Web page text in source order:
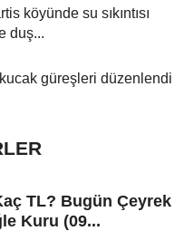
köyünde su sıkıntısı
duş...
güreşleri düzenlendi
TL? Bugün Çeyrek
Kuru (09...